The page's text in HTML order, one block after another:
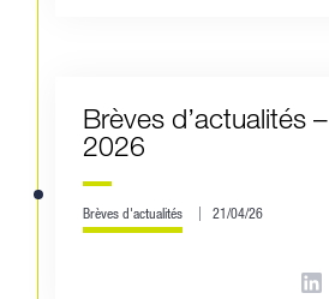
Brèves d’actualités
2026
Brèves d'actualités 21/04/26